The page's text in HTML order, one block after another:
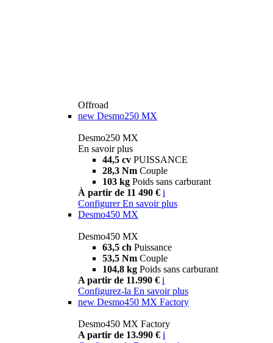
Offroad
new Desmo250 MX
Desmo250 MX
En savoir plus
44,5 cv PUISSANCE
28,3 Nm Couple
103 kg Poids sans carburant
À partir de 11 490 € i
Configurer En savoir plus
Desmo450 MX
Desmo450 MX
63,5 ch Puissance
53,5 Nm Couple
104,8 kg Poids sans carburant
A partir de 11.990 € i
Configurez-la En savoir plus
new Desmo450 MX Factory
Desmo450 MX Factory
A partir de 13.990 € i